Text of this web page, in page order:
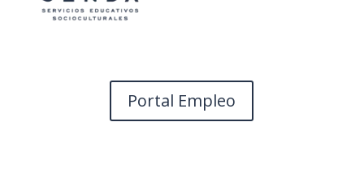
Portal Empleo